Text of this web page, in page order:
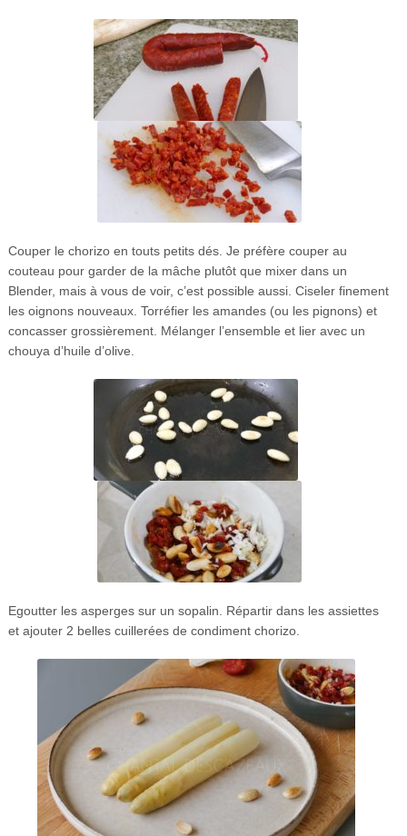
Couper le chorizo en touts petits dés. Je préfère couper au
couteau pour garder de la mâche plutôt que mixer dans un
Blender, mais à vous de voir, c’est possible aussi. Ciseler finement
les oignons nouveaux. Torréfier les amandes (ou les pignons) et
concasser grossièrement. Mélanger l’ensemble et lier avec un
chouya d’huile d’olive.
Egoutter les asperges sur un sopalin. Répartir dans les assiettes
et ajouter 2 belles cuillerées de condiment chorizo.